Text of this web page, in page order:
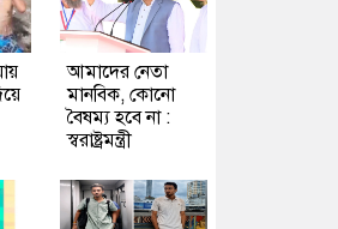
আমাদের নেতা
মানবিক, কোনো
বৈষম্য হবে না :
স্বরাষ্ট্রমন্ত্রী